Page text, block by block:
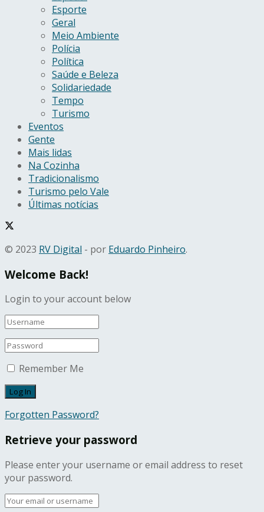
Esporte
Geral
Meio Ambiente
Polícia
Política
Saúde e Beleza
Solidariedade
Tempo
Turismo
Eventos
Gente
Mais lidas
Na Cozinha
Tradicionalismo
Turismo pelo Vale
Últimas notícias
© 2023 RV Digital - por Eduardo Pinheiro.
Welcome Back!
Login to your account below
Remember Me
Forgotten Password?
Retrieve your password
Please enter your username or email address to reset
your password.